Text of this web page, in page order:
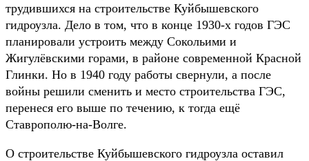
трудившихся на строительстве Куйбышевского
гидроузла. Дело в том, что в конце 1930-х годов ГЭС
планировали устроить между Сокольими и
Жигулёвскими горами, в районе современной Красной
Глинки. Но в 1940 году работы свернули, а после
войны решили сменить и место строительства ГЭС,
перенеся его выше по течению, к тогда ещё
Ставрополю-на-Волге.
О строительстве Куйбышевского гидроузла оставил